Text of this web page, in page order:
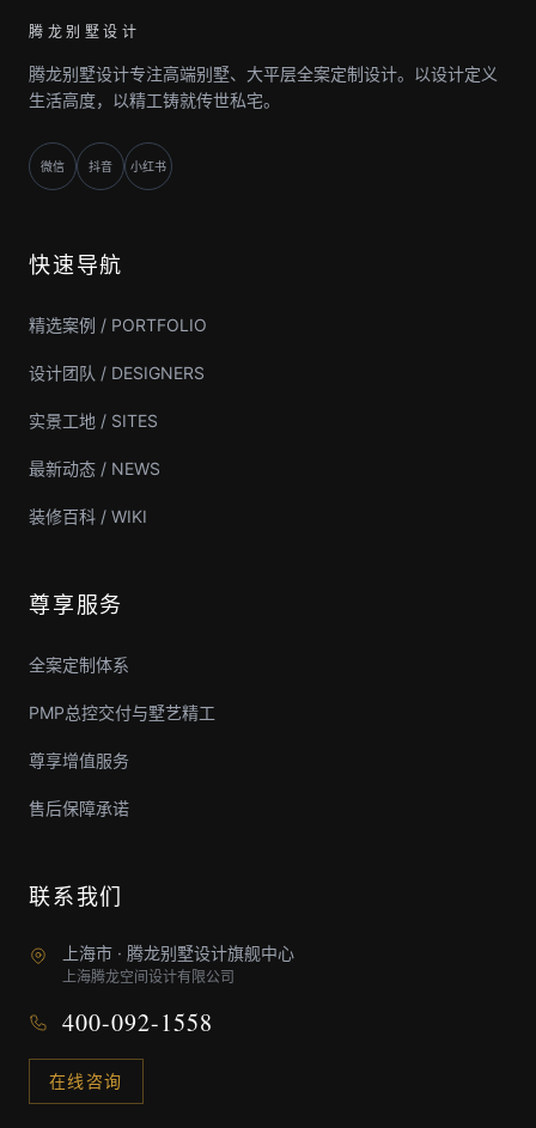
腾龙别墅设计
腾龙别墅设计专注高端别墅、大平层全案定制设计。以设计定义
生活高度，以精工铸就传世私宅。
微信 抖音 小红书
快速导航
精选案例 / PORTFOLIO
设计团队 / DESIGNERS
实景工地 / SITES
最新动态 / NEWS
装修百科 / WIKI
尊享服务
全案定制体系
PMP总控交付与墅艺精工
尊享增值服务
售后保障承诺
联系我们
上海市 · 腾龙别墅设计旗舰中心
上海腾龙空间设计有限公司
400-092-1558
在线咨询